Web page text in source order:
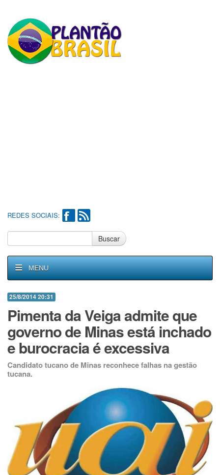
REDES SOCIAIS:
Buscar
MENU
25/8/2014 20:31
Pimenta da Veiga admite que
governo de Minas está inchado
e burocracia é excessiva
Candidato tucano de Minas reconhece falhas na gestão
tucana.